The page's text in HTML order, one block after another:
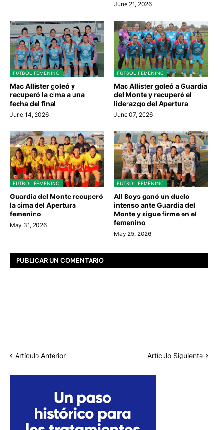
June 21, 2026
FÚTBOL FEMENINO
Mac Allister goleó y
recuperó la cima a una
fecha del final
June 14, 2026
FÚTBOL FEMENINO
Mac Allister goleó a Guardia
del Monte y recuperó el
liderazgo del Apertura
June 07, 2026
FÚTBOL FEMENINO
Guardia del Monte recuperó
la cima del Apertura
femenino
May 31, 2026
FÚTBOL FEMENINO
All Boys ganó un duelo
intenso ante Guardia del
Monte y sigue firme en el
femenino
May 25, 2026
PUBLICAR UN COMENTARIO
Artículo Anterior Artículo Siguiente